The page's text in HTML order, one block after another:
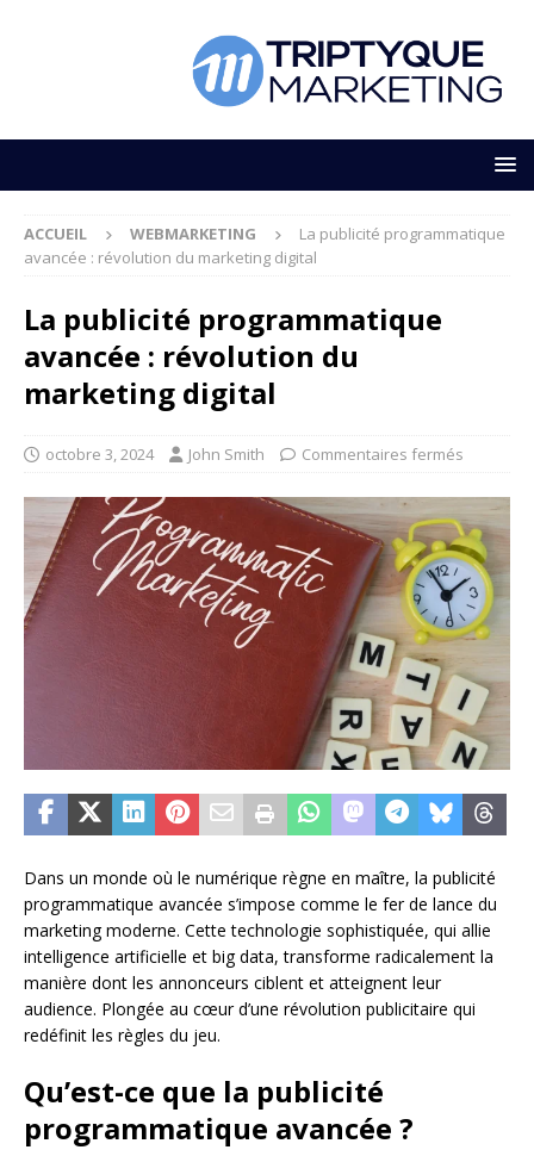
ACCUEIL WEBMARKETING
La publicité programmatique
avancée : révolution du marketing digital
La publicité programmatique
avancée : révolution du
marketing digital
octobre 3, 2024 John Smith Commentaires fermés
Dans un monde où le numérique règne en maître, la publicité
programmatique avancée s’impose comme le fer de lance du
marketing moderne. Cette technologie sophistiquée, qui allie
intelligence artificielle et big data, transforme radicalement la
manière dont les annonceurs ciblent et atteignent leur
audience. Plongée au cœur d’une révolution publicitaire qui
redéfinit les règles du jeu.
Qu’est-ce que la publicité
programmatique avancée ?